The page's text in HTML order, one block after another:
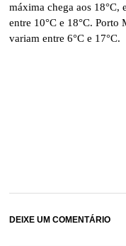
máxima chega aos 18°C,
entre 10°C e 18°C. Porto
variam entre 6°C e 17°C.
DEIXE UM COMENTÁRIO